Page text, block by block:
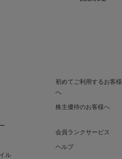
ル
初めてご利用するお客様
へ
株主優待のお客様へ
会員ランクサービス
ヘルプ